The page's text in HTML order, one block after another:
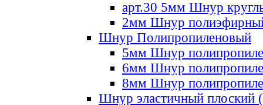
арт.30 5мм Шнур
2мм Шнур
Шнур Полипропиленовый
5мм Шнур
6мм Шнур
8мм Шнур
Шнур эластичный плоский